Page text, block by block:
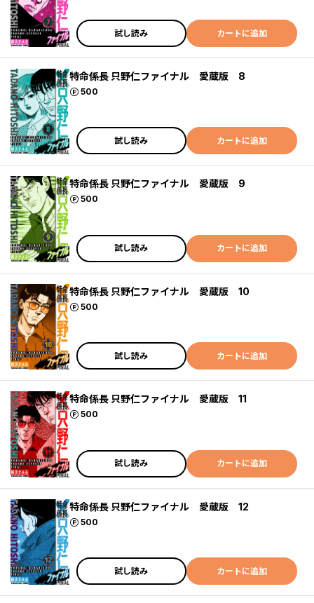
試し読み カートに追加
特命係長 只野仁ファイナル 愛蔵版 8
500
ポイント
試し読み カートに追加
特命係長 只野仁ファイナル 愛蔵版 9
500
ポイント
試し読み カートに追加
特命係長 只野仁ファイナル 愛蔵版 10
500
ポイント
試し読み カートに追加
特命係長 只野仁ファイナル 愛蔵版 11
500
ポイント
試し読み カートに追加
特命係長 只野仁ファイナル 愛蔵版 12
500
ポイント
試し読み カートに追加